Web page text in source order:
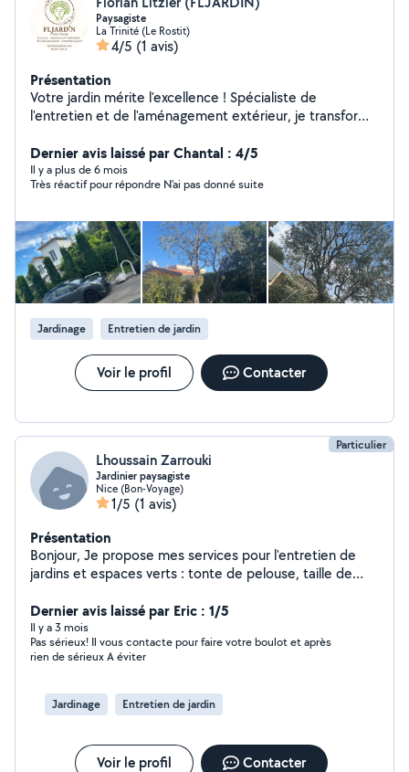
Paysagiste
La Trinité (Le Rostit)
4/5 (1 avis)
Présentation
Votre jardin mérite l'excellence ! Spécialiste de
l'entretien et de l'aménagement extérieur, je transforme
Entretien complet : tonte, taille de haies et arbustes,
désherbage, débroussaillage, plantations, création de
massifs. Travaux spécialisés : installation & entretien
en toute sécurité. Qualité garantie : matériel
professionnel, finitions impeccables, respect des délais.
Basé à Nice, j'interviens rapidement dans tout le
secteur pour particuliers, professionnels et
copropriétés. Mon objectif : un jardin propre,
harmonieux et soigné toute l'année. Devis gratuit et
conseils personnalisés Votre satisfaction est ma priorité.
Profitez du crédit d'impôt : -50% sur vos prestations de
jardinage avec FLJARD1N Contactez-nous au O6 28 73
Dernier avis laissé par Chantal : 4/5
Il y a plus de 6 mois
Très réactif pour répondre N'ai pas donné suite
Jardinage Entretien de jardin
Voir le profil Contacter
Particulier
Lhoussain Zarrouki
Jardinier paysagiste
Nice (Bon-Voyage)
1/5 (1 avis)
Présentation
Bonjour, Je propose mes services pour l'entretien de
jardins et espaces verts : tonte de pelouse, taille de
extérieur, évacuation des déchets verts et petits
travaux d'aménagement paysager. Sérieux, ponctuel et
soigneux, je travaille proprement et je m'adapte à
chaque demande : entretien régulier, remise en état
vente/location. Je peux me déplacer pour voir le travail
à effectuer et proposer un tarif clair selon la surface,
m'envoyer des photos de votre jardin pour une première
Dernier avis laissé par Eric : 1/5
Il y a 3 mois
Pas sérieux! Il vous contacte pour faire votre boulot et après
rien de sérieux A éviter
Jardinage Entretien de jardin
Voir le profil Contacter